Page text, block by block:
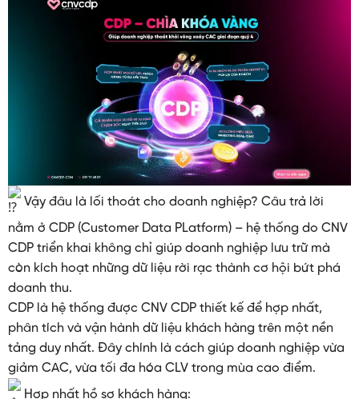
Vậy đâu là lối thoát cho doanh nghiệp? Câu trả lời
nằm ở CDP (Customer Data PLatform) – hệ thống do CNV
CDP triển khai không chỉ giúp doanh nghiệp lưu trữ mà
còn kích hoạt những dữ liệu rời rạc thành cơ hội bứt phá
doanh thu.
CDP là hệ thống được CNV CDP thiết kế để hợp nhất,
phân tích và vận hành dữ liệu khách hàng trên một nền
tảng duy nhất. Đây chính là cách giúp doanh nghiệp vừa
giảm CAC, vừa tối đa hóa CLV trong mùa cao điểm.
Hợp nhất hồ sơ khách hàng: